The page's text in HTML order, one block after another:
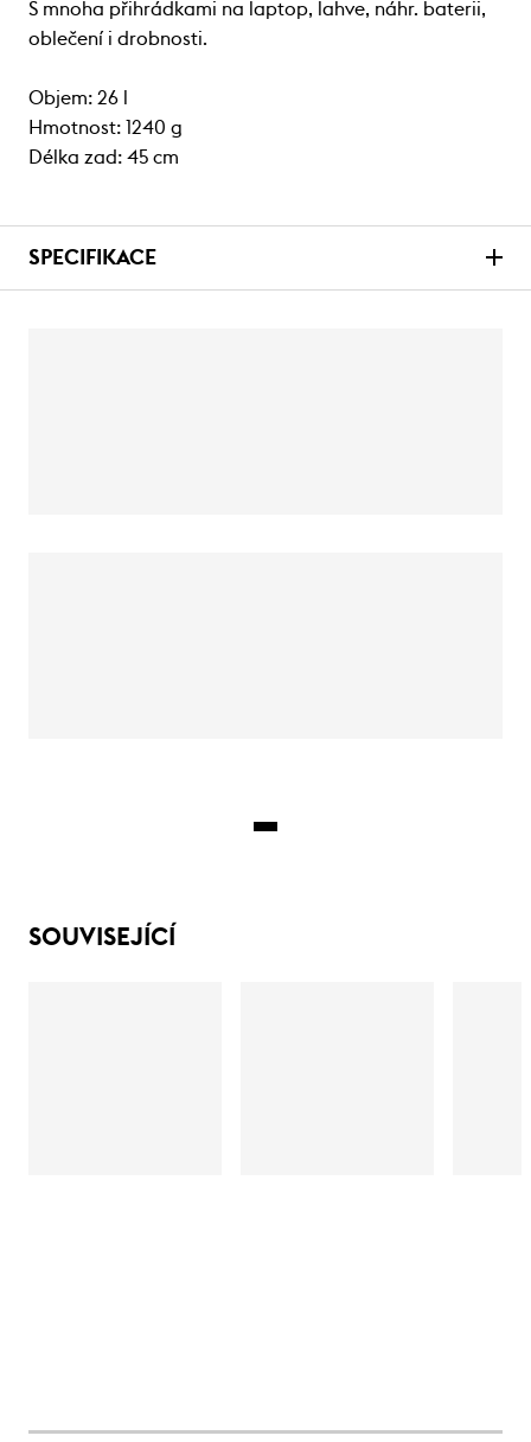
S mnoha přihrádkami na laptop, lahve, náhr. baterii,
oblečení i drobnosti.
Objem: 26 l
Hmotnost: 1240 g
Délka zad: 45 cm
SPECIFIKACE
SOUVISEJÍCÍ